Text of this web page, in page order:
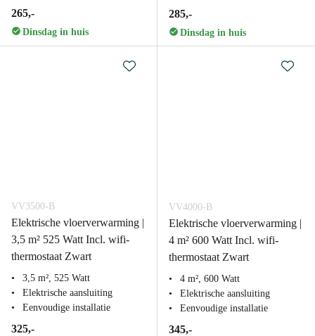
265,-
Dinsdag in huis
285,-
Dinsdag in huis
VV3500-B
Elektrische vloerverwarming |
3,5 m² 525 Watt Incl. wifi-
thermostaat Zwart
3,5 m², 525 Watt
Elektrische aansluiting
Eenvoudige installatie
325,-
VV4000-B
Elektrische vloerverwarming |
4 m² 600 Watt Incl. wifi-
thermostaat Zwart
4 m², 600 Watt
Elektrische aansluiting
Eenvoudige installatie
345,-